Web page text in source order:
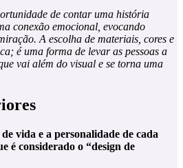
de contar uma história
conexão emocional, evocando
A escolha de materiais, cores e
é uma forma de levar as pessoas a
vai além do visual e se torna uma
vida e a personalidade de cada
é considerado o “design de